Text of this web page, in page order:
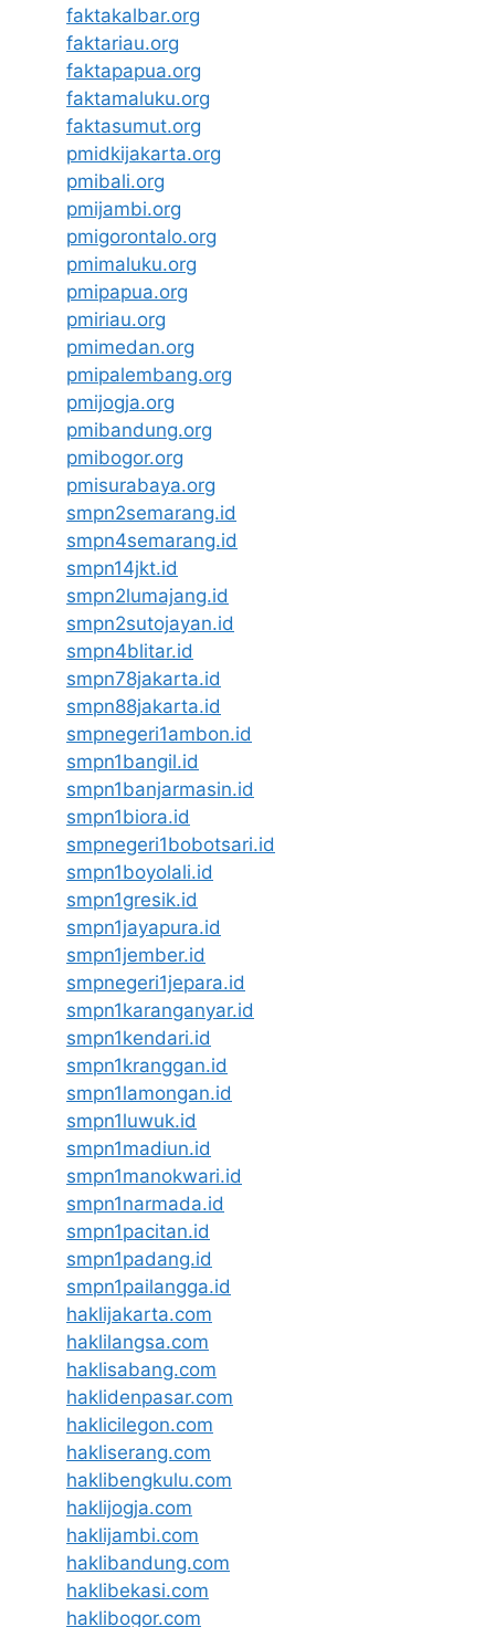
faktakalbar.org
faktariau.org
faktapapua.org
faktamaluku.org
faktasumut.org
pmidkijakarta.org
pmibali.org
pmijambi.org
pmigorontalo.org
pmimaluku.org
pmipapua.org
pmiriau.org
pmimedan.org
pmipalembang.org
pmijogja.org
pmibandung.org
pmibogor.org
pmisurabaya.org
smpn2semarang.id
smpn4semarang.id
smpn14jkt.id
smpn2lumajang.id
smpn2sutojayan.id
smpn4blitar.id
smpn78jakarta.id
smpn88jakarta.id
smpnegeri1ambon.id
smpn1bangil.id
smpn1banjarmasin.id
smpn1biora.id
smpnegeri1bobotsari.id
smpn1boyolali.id
smpn1gresik.id
smpn1jayapura.id
smpn1jember.id
smpnegeri1jepara.id
smpn1karanganyar.id
smpn1kendari.id
smpn1kranggan.id
smpn1lamongan.id
smpn1luwuk.id
smpn1madiun.id
smpn1manokwari.id
smpn1narmada.id
smpn1pacitan.id
smpn1padang.id
smpn1pailangga.id
haklijakarta.com
haklilangsa.com
haklisabang.com
haklidenpasar.com
haklicilegon.com
hakliserang.com
haklibengkulu.com
haklijogja.com
haklijambi.com
haklibandung.com
haklibekasi.com
haklibogor.com